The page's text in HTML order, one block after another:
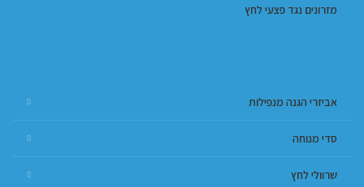
מזרונים נגד פצעי לחץ
אביזרי הגנה מנפילות
סדי מנוחה
שרוולי לחץ